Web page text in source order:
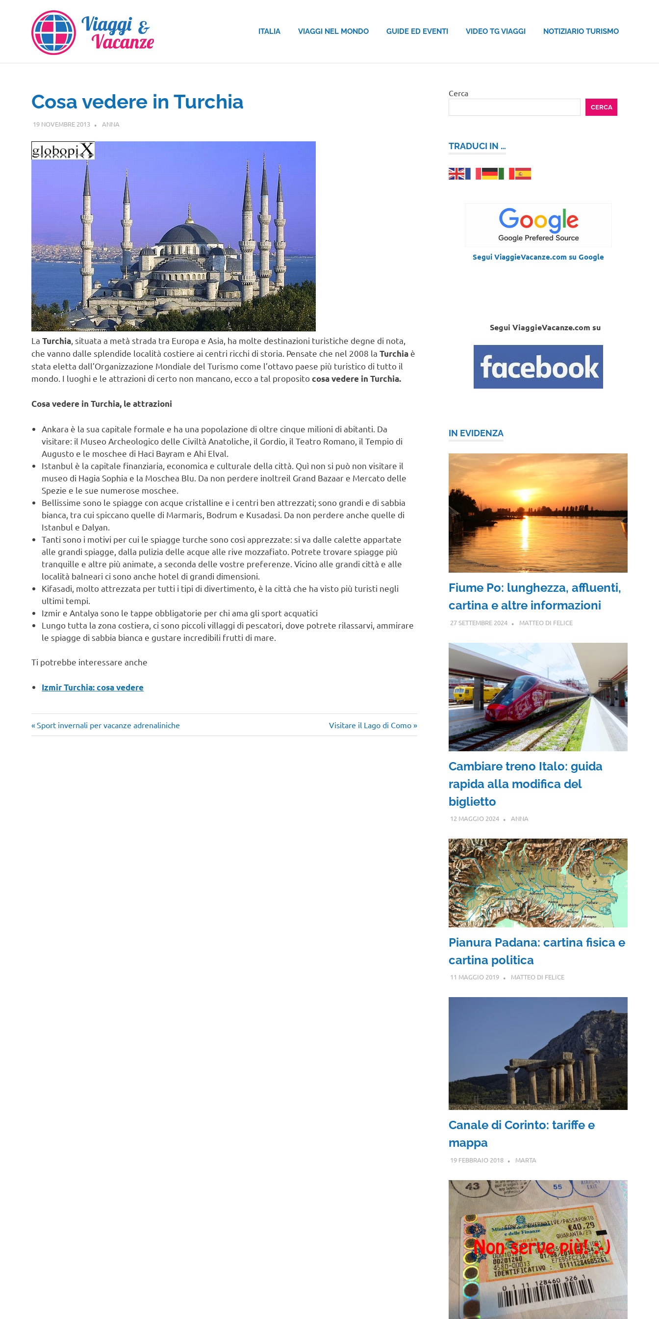
contenuto
ITALIA VIAGGI NEL MONDO GUIDE ED EVENTI VIDEO TG VIAGGI NOTIZIARIO TURISMO
Cosa vedere in Turchia
19 NOVEMBRE 2013 ANNA
La Turchia , situata a metà strada tra Europa e Asia, ha molte destinazioni turistiche degne di nota,
che vanno dalle splendide località costiere ai centri ricchi di storia. Pensate che nel 2008 la Turchia è
stata eletta dall’Organizzazione Mondiale del Turismo come l’ottavo paese più turistico di tutto il
mondo. I luoghi e le attrazioni di certo non mancano, ecco a tal propositocosa vedere in Turchia.
Cosa vedere in Turchia, le attrazioni
Ankara è la sua capitale formale e ha una popolazione di oltre cinque milioni di abitanti. Da
visitare: il Museo Archeologico delle Civiltà Anatoliche, il Gordio, il Teatro Romano, il Tempio di
Augusto e le moschee di Haci Bayram e Ahi Elval.
Istanbul è la capitale finanziaria, economica e culturale della città. Quì non si può non visitare il
museo di Hagia Sophia e la Moschea Blu. Da non perdere inoltreil Grand Bazaar e Mercato delle
Spezie e le sue numerose moschee.
Bellissime sono le spiagge con acque cristalline e i centri ben attrezzati; sono grandi e di sabbia
bianca, tra cui spiccano quelle di Marmaris, Bodrum e Kusadasi. Da non perdere anche quelle di
Istanbul e Dalyan.
Tanti sono i motivi per cui le spiagge turche sono così apprezzate: si va dalle calette appartate
alle grandi spiagge, dalla pulizia delle acque alle rive mozzafiato. Potrete trovare spiagge più
tranquille e altre più animate, a seconda delle vostre preferenze. Vicino alle grandi città e alle
località balneari ci sono anche hotel di grandi dimensioni.
Kifasadi, molto attrezzata per tutti i tipi di divertimento, è la città che ha visto più turisti negli
ultimi tempi.
Izmir e Antalya sono le tappe obbligatorie per chi ama gli sport acquatici
Lungo tutta la zona costiera, ci sono piccoli villaggi di pescatori, dove potrete rilassarvi, ammirare
le spiagge di sabbia bianca e gustare incredibili frutti di mare.
Ti potrebbe interessare anche
Izmir Turchia: cosa vedere
Navigazione
Articolo
precedente:
Sport invernali per vacanze adrenaliniche
Articolo
successivo:
Visitare il Lago di Como
Cerca
CERCA
TRADUCI IN …
Segui ViaggieVacanze.com su Google
Segui ViaggieVacanze.com su
IN EVIDENZA
Fiume Po: lunghezza, affluenti,
cartina e altre informazioni
27 SETTEMBRE 2024 MATTEO DI FELICE
Cambiare treno Italo: guida
rapida alla modifica del
biglietto
12 MAGGIO 2024 ANNA
Pianura Padana: cartina fisica e
cartina politica
11 MAGGIO 2019 MATTEO DI FELICE
Canale di Corinto: tariffe e
mappa
19 FEBBRAIO 2018 MARTA